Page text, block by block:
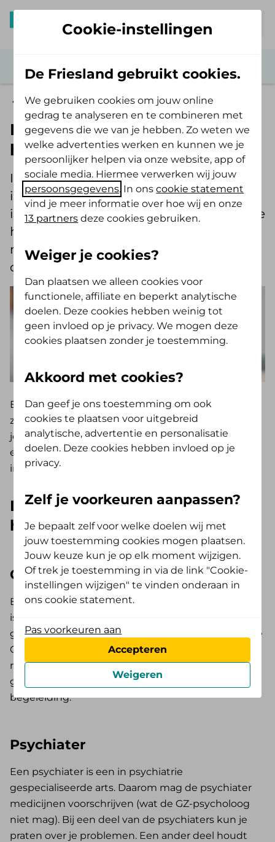
Psychologische hulp
Ik denk dat ik professionele
hulp nodig heb
Iedereen heeft de kans om vast te lopen
in het leven. Als je je niet goed voelt, dan
is het vaak het beste om hiermee naar de
huisarts te gaan. Die bespreekt wat er
met je aan de hand is en kan je
doorverwijzen.
Er zijn meerdere soorten psychische hulp, dus er
zijn ook meerdere soorten hulpverleners. Naar wie
je wordt doorverwezen beslist vaak de huisarts na
een gesprek. De belangrijkste zorgverleners vind je
in het overzicht hieronder.
De verschillende soorten
hulpverleners:
GZ-psycholoog
Een gezondheidszorgpsycholoog (GZ-psycholoog)
is gespecialiseerd in gedrag en menselijke
gevoelens. In meerdere gesprekken achterhaalt de
GZ-psycholoog wat er met je aan de hand is. Dit
noemen we de diagnose. Als die diagnose is
gesteld, helpt de GZ-psycholoog met therapie en
begeleiding.
Psychiater
Een psychiater is een in psychiatrie
gespecialiseerde arts. Daarom mag de psychiater
medicijnen voorschrijven (wat de GZ-psycholoog
niet mag). Bij een deel van de psychiaters kun je
praten over je problemen. Een ander deel houdt
Cookie-instellingen
De Friesland gebruikt cookies.
We gebruiken cookies om jouw online
gedrag te analyseren en te combineren met
gegevens die we van je hebben. Zo weten we
welke advertenties werken en kunnen we je
persoonlijker helpen via onze website, app of
sociale media. Hiermee verwerken wij jouw
persoonsgegevens. In onscookie statement
vind je meer informatie over hoe wij en onze
13 partners deze cookies gebruiken.
Weiger je cookies?
Dan plaatsen we alleen cookies voor
functionele, affiliate en beperkt analytische
doelen. Deze cookies hebben weinig tot
geen invloed op je privacy. We mogen deze
cookies plaatsen zonder je toestemming.
Akkoord met cookies?
Dan geef je ons toestemming om ook
cookies te plaatsen voor uitgebreid
analytische, advertentie en personalisatie
doelen. Deze cookies hebben invloed op je
privacy.
Zelf je voorkeuren aanpassen?
Je bepaalt zelf voor welke doelen wij met
jouw toestemming cookies mogen plaatsen.
Jouw keuze kun je op elk moment wijzigen.
Of trek je toestemming in via de link "Cookie-
instellingen wijzigen" te vinden onderaan in
ons cookie statement.
Pas voorkeuren aan
Accepteren
Weigeren